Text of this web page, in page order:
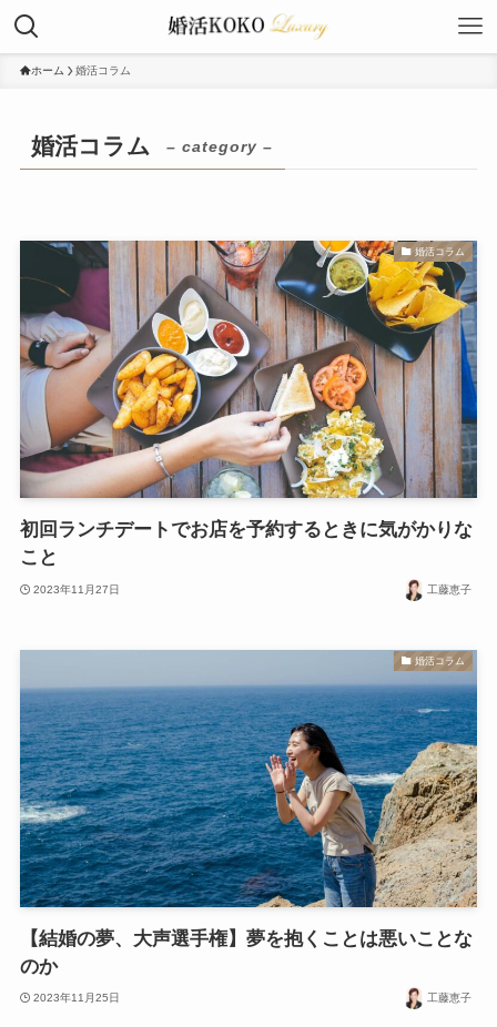
ホーム 婚活コラム
婚活コラム – category –
婚活コラム
初回ランチデートでお店を予約するときに気がかりな
こと
2023年11月27日 工藤恵子
婚活コラム
【結婚の夢、大声選手権】夢を抱くことは悪いことな
のか
2023年11月25日 工藤恵子